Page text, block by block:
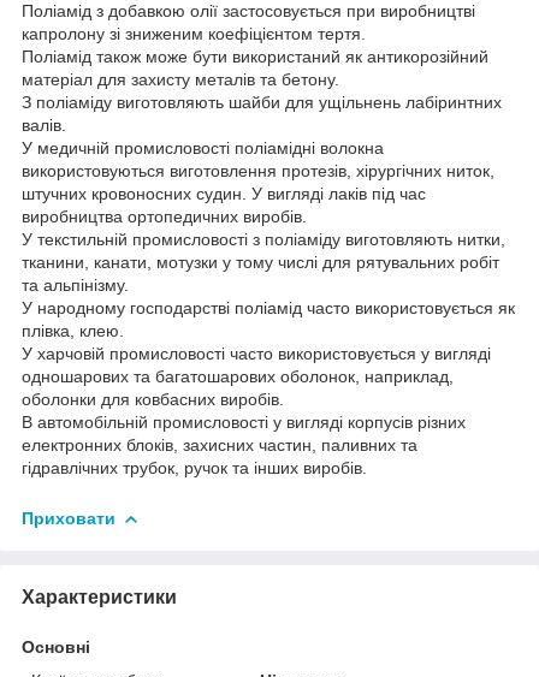
Поліамід з добавкою олії застосовується при виробництві
капролону зі зниженим коефіцієнтом тертя.
Поліамід також може бути використаний як антикорозійний
матеріал для захисту металів та бетону.
З поліаміду виготовляють шайби для ущільнень лабіринтних
валів.
У медичній промисловості поліамідні волокна
використовуються виготовлення протезів, хірургічних ниток,
штучних кровоносних судин. У вигляді лаків під час
виробництва ортопедичних виробів.
У текстильній промисловості з поліаміду виготовляють нитки,
тканини, канати, мотузки у тому числі для рятувальних робіт
та альпінізму.
У народному господарстві поліамід часто використовується як
плівка, клею.
У харчовій промисловості часто використовується у вигляді
одношарових та багатошарових оболонок, наприклад,
оболонки для ковбасних виробів.
В автомобільній промисловості у вигляді корпусів різних
електронних блоків, захисних частин, паливних та
гідравлічних трубок, ручок та інших виробів.
Приховати
Характеристики
Основні